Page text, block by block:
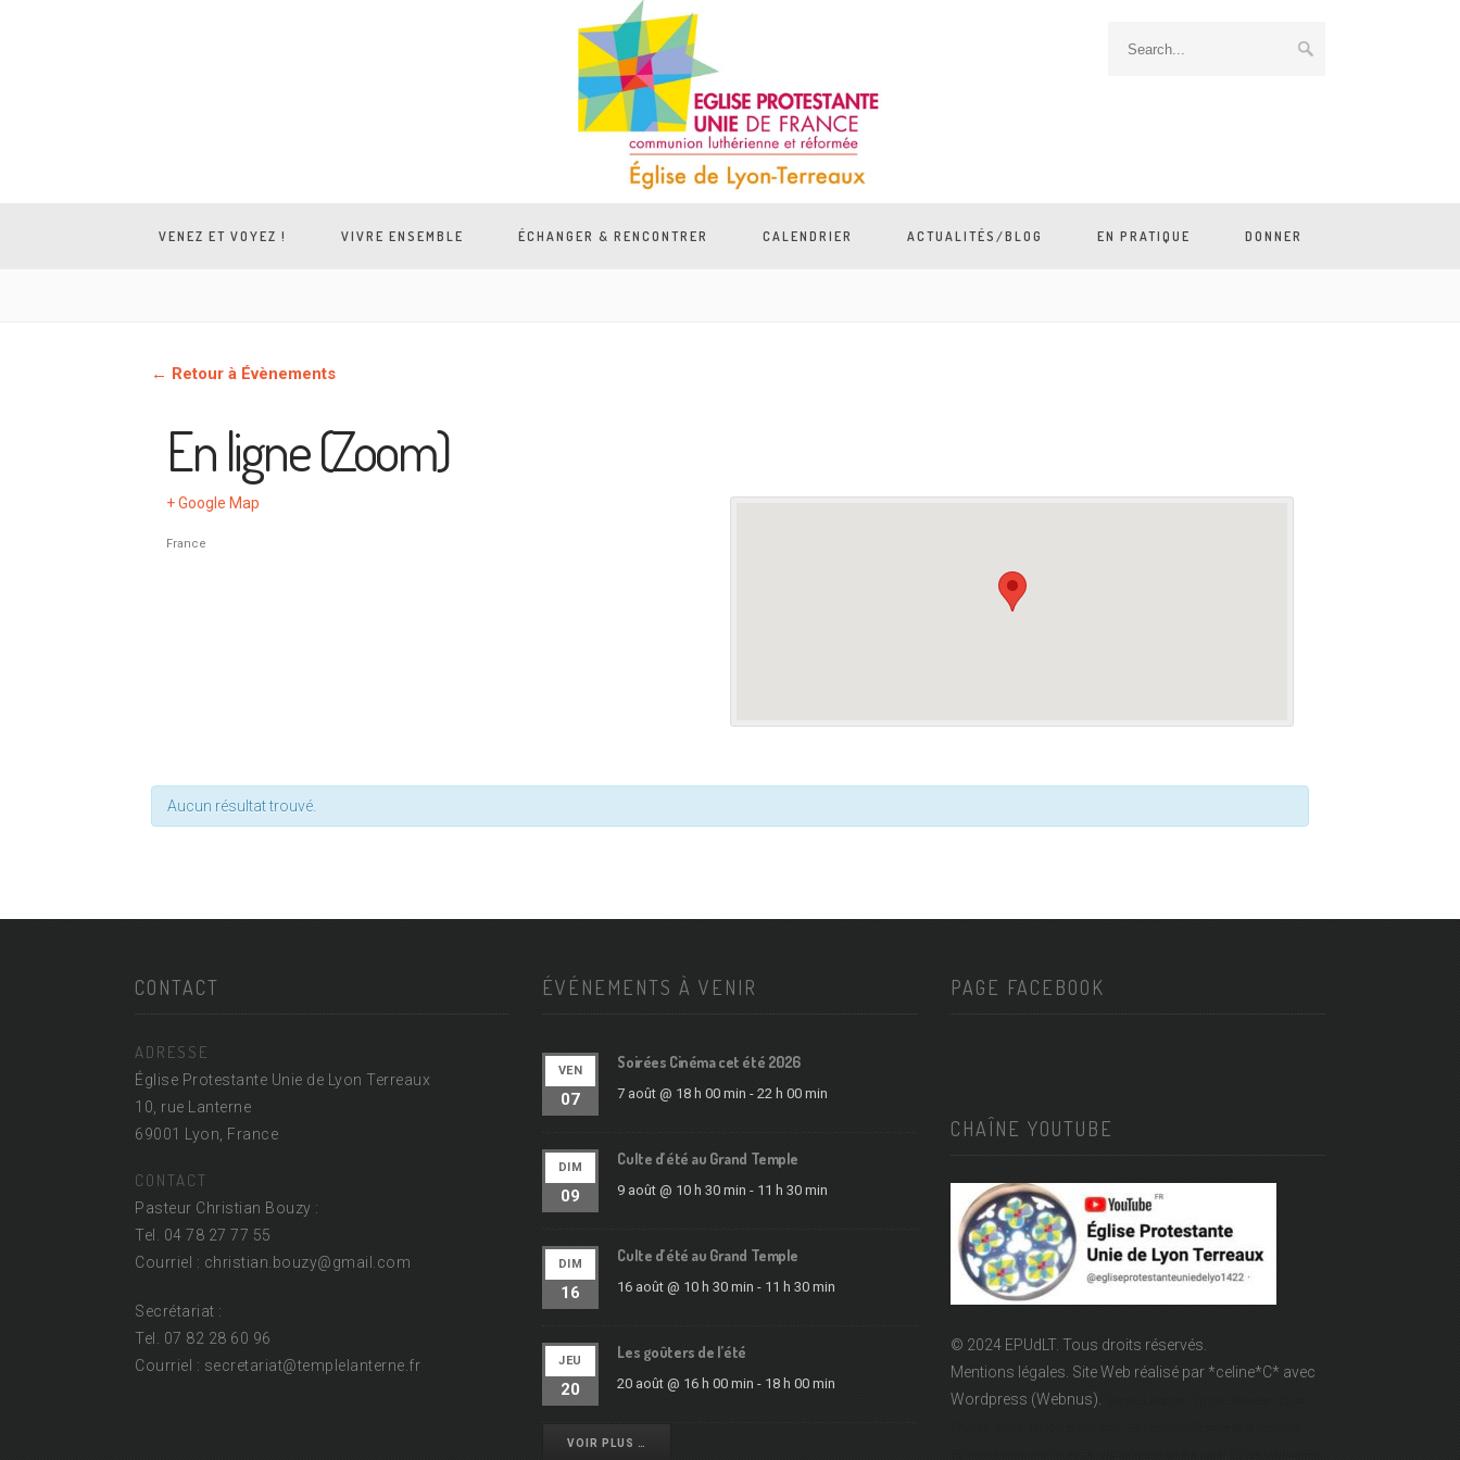
VENEZ ET VOYEZ ! VIVRE ENSEMBLE ÉCHANGER & RENCONTRER CALENDRIER ACTUALITÉS/BLOG EN PRATIQUE DONNER
← Retour à Évènements
En ligne (Zoom)
+ Google Map
France
Aucun résultat trouvé.
CONTACT
ADRESSE
Église Protestante Unie de Lyon Terreaux
10, rue Lanterne
69001 Lyon, France
CONTACT
Pasteur Christian Bouzy :
Tel. 04 78 27 77 55
Courriel : christian.bouzy@gmail.com
Secrétariat :
Tel. 07 82 28 60 96
Courriel : secretariat@templelanterne.fr
ÉVÉNEMENTS À VENIR
VEN
07
Soirées Cinéma cet été 2026
7 août @ 18 h 00 min -22 h 00 min
DIM
09
Culte d’été au Grand Temple
9 août @ 10 h 30 min - 11 h 30 min
DIM
16
Culte d’été au Grand Temple
16 août @ 10 h 30 min - 11 h 30 min
JEU
20
Les goûters de l’été
20 août @ 16 h 00 min - 18 h 00 min
VOIR PLUS …
PAGE FACEBOOK
CHAÎNE YOUTUBE
© 2024 EPUdLT. Tous droits réservés.
Mentions légales. Site Web réalisé par *celine*C* avec
Wordpress (Webnus).